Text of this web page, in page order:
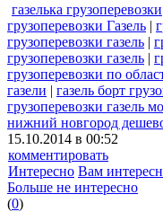
газелька грузоперевозки
грузоперевозки Газель |
грузоперевозки газель |
грузоперевозки газель |
грузоперевозки по
газели | газель борт
грузоперевозки газель
нижний новгород
15.10.2014 в 00:52
комментировать
Интересно Вам
Больше не интересно
(0)